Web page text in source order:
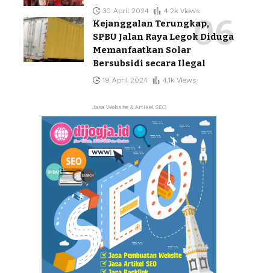
30 April 2024 4.2k Views
Kejanggalan Terungkap,
SPBU Jalan Raya Legok Diduga
Memanfaatkan Solar
Bersubsidi secara Ilegal
19 April 2024 4.1k Views
Jasa Website & Artikel SEO